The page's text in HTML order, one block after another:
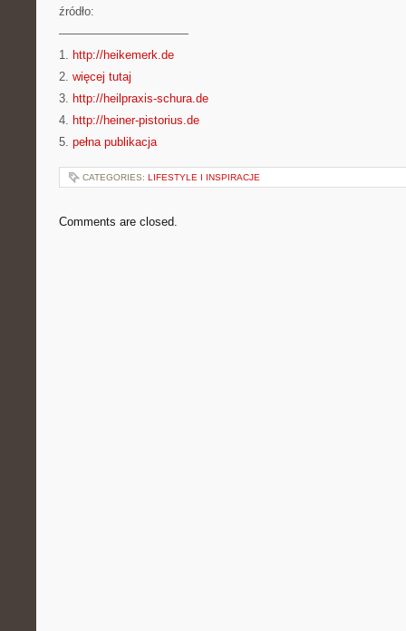
źródło:
———————————
1. http://heikemerk.de
2. więcej tutaj
3. http://heilpraxis-schura.de
4. http://heiner-pistorius.de
5. pełna publikacja
CATEGORIES: LIFESTYLE I INSPIRACJE
Comments are closed.